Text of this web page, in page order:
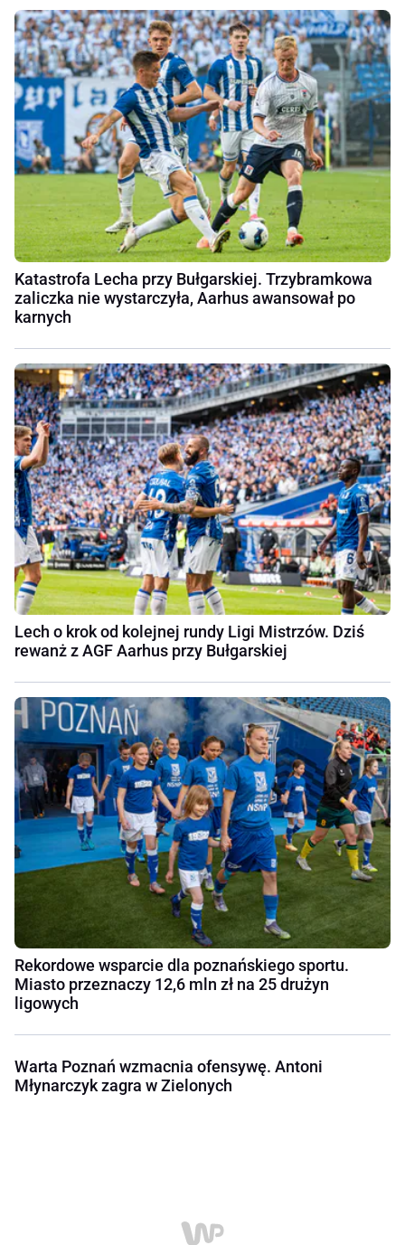
Katastrofa Lecha przy Bułgarskiej. Trzybramkowa
zaliczka nie wystarczyła, Aarhus awansował po
karnych
Lech o krok od kolejnej rundy Ligi Mistrzów. Dziś
rewanż z AGF Aarhus przy Bułgarskiej
Rekordowe wsparcie dla poznańskiego sportu.
Miasto przeznaczy 12,6 mln zł na 25 drużyn
ligowych
Warta Poznań wzmacnia ofensywę. Antoni
Młynarczyk zagra w Zielonych